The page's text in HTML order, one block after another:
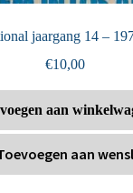
jaargang 14 –
€10,00
aan
aan